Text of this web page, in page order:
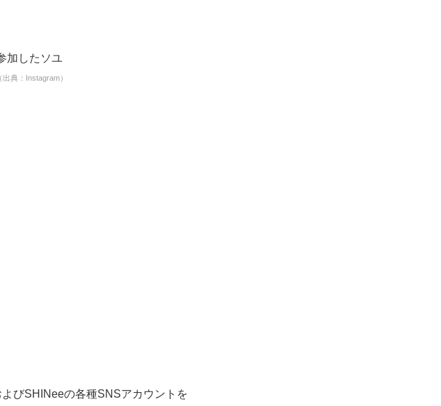
典：Instagram）
びSHINeeの各種SNSアカウントを